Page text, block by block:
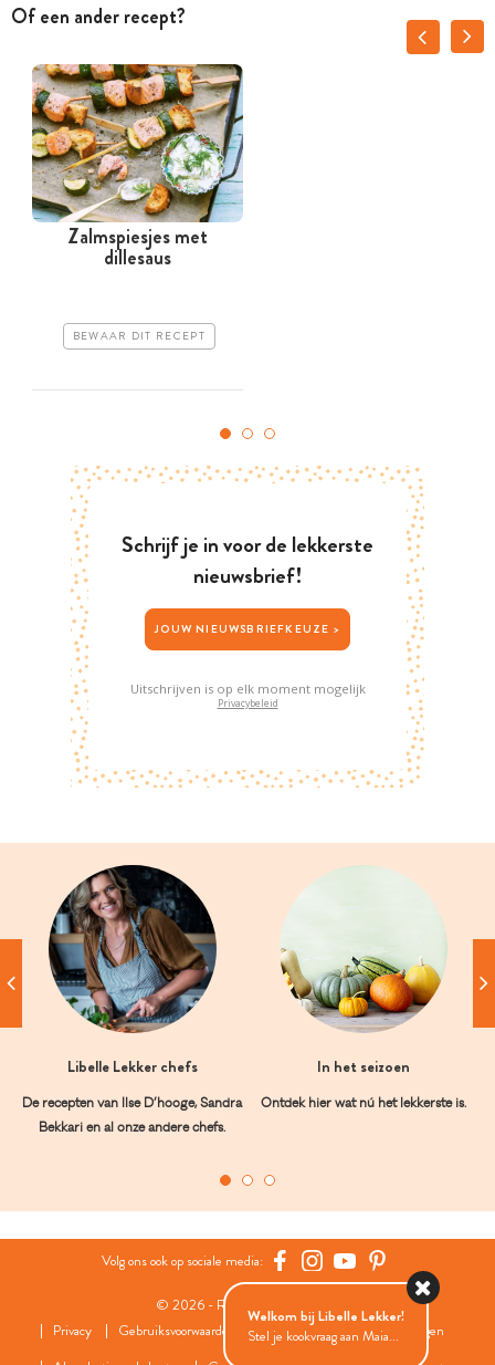
Of een ander recept?
Zalmspiesjes met
dillesaus
BEWAAR DIT RECEPT
Schrijf je in voor de lekkerste
nieuwsbrief!
JOUW NIEUWSBRIEFKEUZE >
Uitschrijven is op elk moment mogelijk
Privacybeleid
Libelle Lekker chefs
De recepten van Ilse D’hooge, Sandra
Bekkari en al onze andere chefs.
In het seizoen
Ontdek hier wat nú het lekkerste is.
Volg ons ook op sociale media:
© 2026 - Roularta Media Group
Privacy
Gebruiksvoorwaarden Cookies
Cookies instellingen
Welkom bij Libelle Lekker!
Stel je kookvraag aan Maia...